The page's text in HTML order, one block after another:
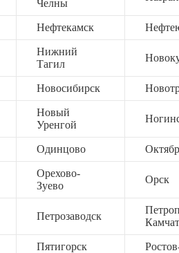
Челны
Нефтекамск
Нижний
Тагил
Новосибирск
Новый
Уренгой
Одинцово
Орехово-
Зуево
Орск
Петрозаводск
Пятигорск